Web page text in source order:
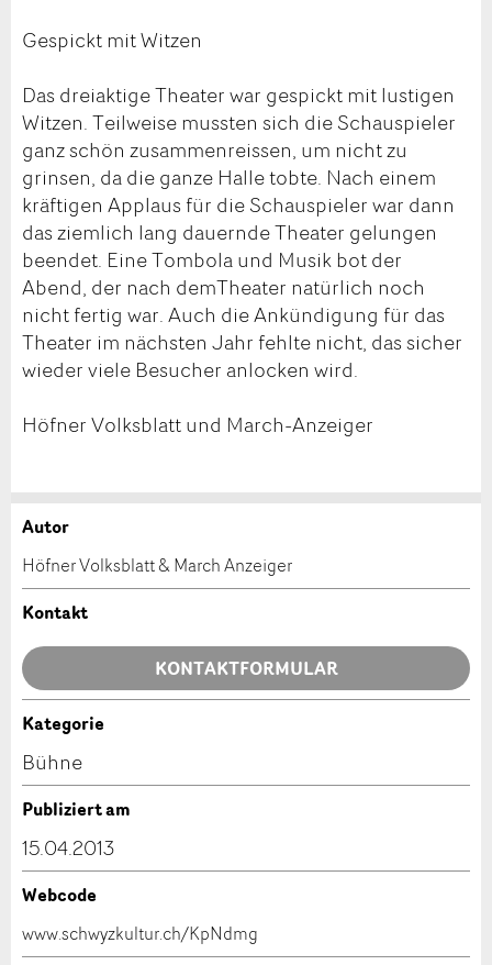
Gespickt mit Witzen
Das dreiaktige Theater war gespickt mit lustigen
Witzen. Teilweise mussten sich die Schauspieler
ganz schön zusammenreissen, um nicht zu
grinsen, da die ganze Halle tobte. Nach einem
kräftigen Applaus für die Schauspieler war dann
das ziemlich lang dauernde Theater gelungen
beendet. Eine Tombola und Musik bot der
Abend, der nach demTheater natürlich noch
nicht fertig war. Auch die Ankündigung für das
Theater im nächsten Jahr fehlte nicht, das sicher
wieder viele Besucher anlocken wird.
Höfner Volksblatt und March-Anzeiger
Anzeige beanstanden
Ihr Feedback wird sehr geschätzt!
Allgemeines Feedback
Anzeige nicht mehr gültig
Anzeige unvollständig
Anzeige weiterempfehlen
Empfehlen Sie diese Anzeige an Freunde weiter.
* Eingabe erforderlich
Autor
Höfner Volksblatt & March Anzeiger
Kontakt
KONTAKTFORMULAR
Kontakt
Verfassen Sie eine Nachricht für die Kontaktpersonen
Kategorie
Bühne
Publiziert am
15.04.2013
Webcode
www.schwyzkultur.ch/KpNdmg